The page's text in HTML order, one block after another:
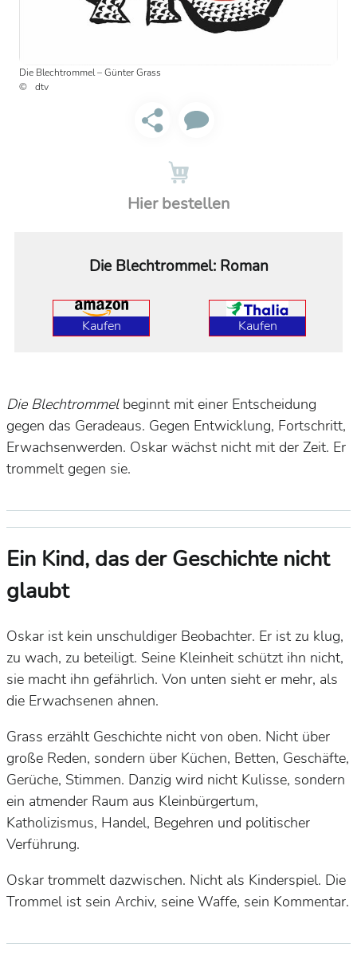
Die Blechtrommel – Günter Grass
dtv
Hier bestellen
Die Blechtrommel: Roman
Kaufen Kaufen
Die Blechtrommelbeginnt mit einer Entscheidung
gegen das Geradeaus. Gegen Entwicklung, Fortschritt,
Erwachsenwerden. Oskar wächst nicht mit der Zeit. Er
trommelt gegen sie.
Ein Kind, das der Geschichte nicht
glaubt
Oskar ist kein unschuldiger Beobachter. Er ist zu klug,
zu wach, zu beteiligt. Seine Kleinheit schützt ihn nicht,
sie macht ihn gefährlich. Von unten sieht er mehr, als
die Erwachsenen ahnen.
Grass erzählt Geschichte nicht von oben. Nicht über
große Reden, sondern über Küchen, Betten, Geschäfte,
Gerüche, Stimmen. Danzig wird nicht Kulisse, sondern
ein atmender Raum aus Kleinbürgertum,
Katholizismus, Handel, Begehren und politischer
Verführung.
Oskar trommelt dazwischen. Nicht als Kinderspiel. Die
Trommel ist sein Archiv, seine Waffe, sein Kommentar.